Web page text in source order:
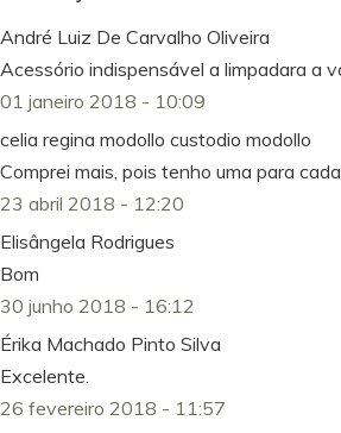
André Luiz De Carvalho Oliveira
Acessório indispensável a limpadara a
01 janeiro 2018 - 10:09
celia regina modollo custodio modollo
Comprei mais, pois tenho uma para
23 abril 2018 - 12:20
Elisângela Rodrigues
Bom
30 junho 2018 - 16:12
Érika Machado Pinto Silva
Excelente.
26 fevereiro 2018 - 11:57